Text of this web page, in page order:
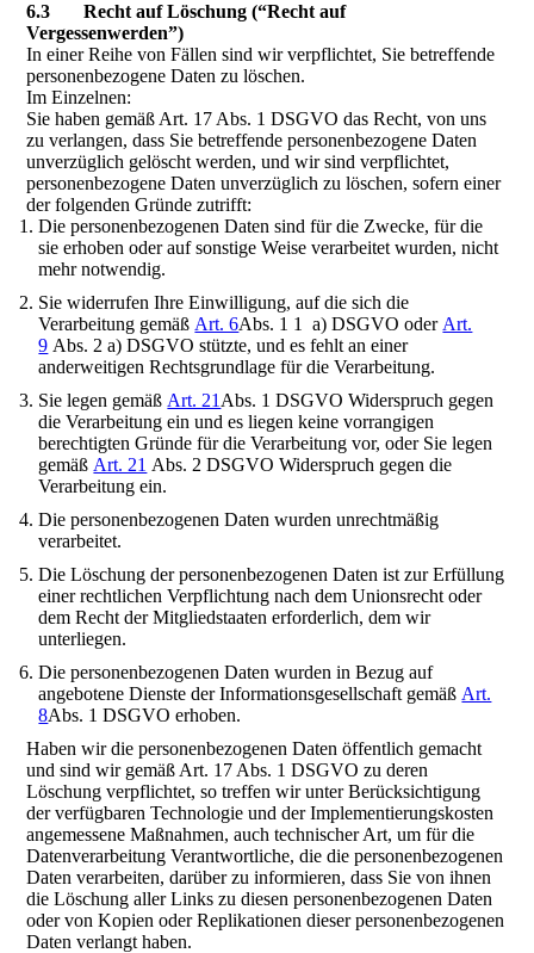
6.3 Recht auf Löschung (“Recht auf
Vergessenwerden”)
In einer Reihe von Fällen sind wir verpflichtet, Sie betreffende
personenbezogene Daten zu löschen.
Im Einzelnen:
Sie haben gemäß Art. 17 Abs. 1 DSGVO das Recht, von uns
zu verlangen, dass Sie betreffende personenbezogene Daten
unverzüglich gelöscht werden, und wir sind verpflichtet,
personenbezogene Daten unverzüglich zu löschen, sofern einer
der folgenden Gründe zutrifft:
Die personenbezogenen Daten sind für die Zwecke, für die
sie erhoben oder auf sonstige Weise verarbeitet wurden, nicht
mehr notwendig.
Sie widerrufen Ihre Einwilligung, auf die sich die
Verarbeitung gemäß Art. 6Abs. 1 1 a) DSGVO oder Art.
9 Abs. 2 a) DSGVO stützte, und es fehlt an einer
anderweitigen Rechtsgrundlage für die Verarbeitung.
Sie legen gemäß Art. 21 Abs. 1 DSGVO Widerspruch gegen
die Verarbeitung ein und es liegen keine vorrangigen
berechtigten Gründe für die Verarbeitung vor, oder Sie legen
gemäß Art. 21 Abs. 2 DSGVO Widerspruch gegen die
Verarbeitung ein.
Die personenbezogenen Daten wurden unrechtmäßig
verarbeitet.
Die Löschung der personenbezogenen Daten ist zur Erfüllung
einer rechtlichen Verpflichtung nach dem Unionsrecht oder
dem Recht der Mitgliedstaaten erforderlich, dem wir
unterliegen.
Die personenbezogenen Daten wurden in Bezug auf
angebotene Dienste der Informationsgesellschaft gemäß Art.
8Abs. 1 DSGVO erhoben.
Haben wir die personenbezogenen Daten öffentlich gemacht
und sind wir gemäß Art. 17 Abs. 1 DSGVO zu deren
Löschung verpflichtet, so treffen wir unter Berücksichtigung
der verfügbaren Technologie und der Implementierungskosten
angemessene Maßnahmen, auch technischer Art, um für die
Datenverarbeitung Verantwortliche, die die personenbezogenen
Daten verarbeiten, darüber zu informieren, dass Sie von ihnen
die Löschung aller Links zu diesen personenbezogenen Daten
oder von Kopien oder Replikationen dieser personenbezogenen
Daten verlangt haben.